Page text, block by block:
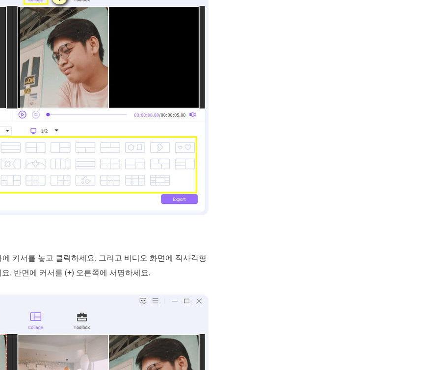
커서를 놓고 클릭하세요. 그리고 비디오 화면에 직사각형
. 반면에 커서를 (+) 오른쪽에 서명하세요.